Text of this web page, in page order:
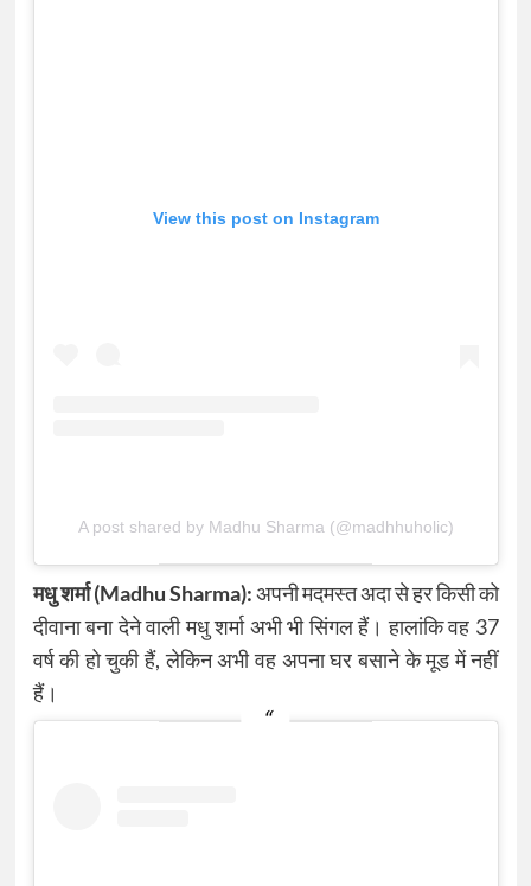
View this post on Instagram
A post shared by Madhu Sharma (@madhhuholic)
मधु शर्मा (Madhu Sharma):अपनी मदमस्त अदा से हर किसी को
दीवाना बना देने वाली मधु शर्मा अभी भी सिंगल हैं। हालांकि वह 37
वर्ष की हो चुकी हैं, लेकिन अभी वह अपना घर बसाने के मूड में नहीं
हैं।